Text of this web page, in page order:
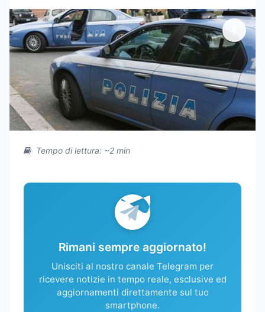
Tempo di lettura: ~2 min
Rimani sempre aggiornato!
Unisciti al nostro canale Telegram per
ricevere notizie in tempo reale, esclusive ed
aggiornamenti direttamente sul tuo
smartphone.